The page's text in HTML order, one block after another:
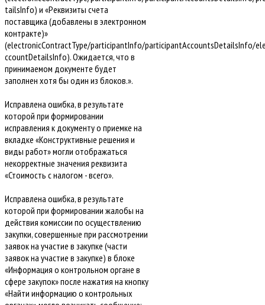
tailsInfo) и «Реквизиты счета
поставщика (добавлены в электронном
контракте)»
(electronicContractType/participantInfo/participantAccountsDetailsInfo/
ccountDetailsInfo). Ожидается, что в
принимаемом документе будет
заполнен хотя бы один из блоков.».
Исправлена ошибка, в результате
которой при формировании
исправления к документу о приемке на
вкладке «Конструктивные решения и
виды работ» могли отображаться
некорректные значения реквизита
«Стоимость с налогом - всего».
Исправлена ошибка, в результате
которой при формировании жалобы на
действия комиссии по осуществлению
закупки, совершенные при рассмотрении
заявок на участие в закупке (части
заявок на участие в закупке) в блоке
«Информация о контрольном органе в
сфере закупок» после нажатия на кнопку
«Найти информацию о контрольных